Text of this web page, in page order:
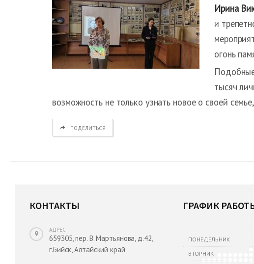
Ирина
и
огонь
тысяч
возможность не только узнать новое о своей
ПОДЕЛИТЬСЯ
КОНТАКТЫ
АДРЕС
659305, пер. В. Мартьянова, д.42,
г.Бийск, Алтайский край
ГРАФИК
ПОНЕДЕЛЬНИК
ВТОРНИК